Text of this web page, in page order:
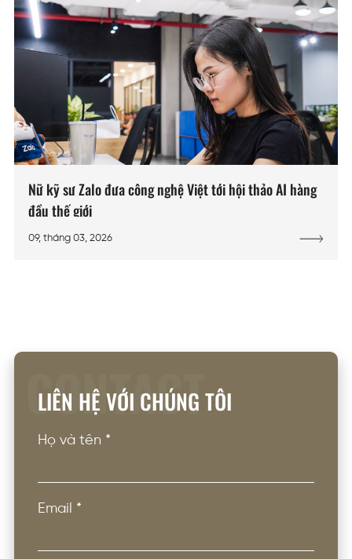
Nữ kỹ sư Zalo đưa công nghệ Việt tới hội thảo AI hàng
đầu thế giới
09, tháng 03, 2026
CONTACT
LIÊN HỆ VỚI CHÚNG TÔI
Họ và tên *
Email *